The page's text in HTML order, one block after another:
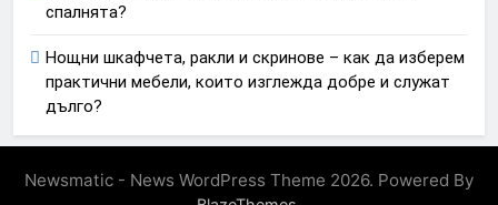
спалнята?
Нощни шкафчета, ракли и скринове – как да изберем
практични мебели, които изглежда добре и служат
дълго?
Newsmatic - News WordPress Theme 2026. Powered By